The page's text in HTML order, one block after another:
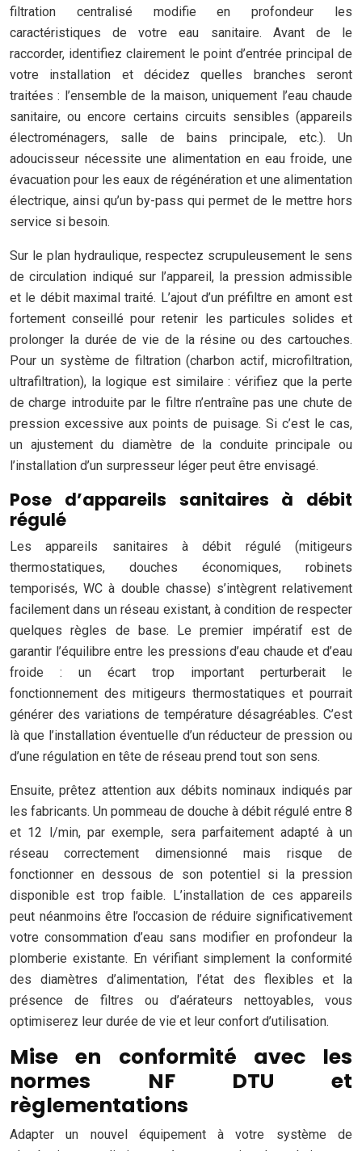
filtration centralisé modifie en profondeur les
caractéristiques de votre eau sanitaire. Avant de le
raccorder, identifiez clairement le point d’entrée principal de
votre installation et décidez quelles branches seront
traitées : l’ensemble de la maison, uniquement l’eau chaude
sanitaire, ou encore certains circuits sensibles (appareils
électroménagers, salle de bains principale, etc.). Un
adoucisseur nécessite une alimentation en eau froide, une
évacuation pour les eaux de régénération et une alimentation
électrique, ainsi qu’un by-pass qui permet de le mettre hors
service si besoin.
Sur le plan hydraulique, respectez scrupuleusement le sens
de circulation indiqué sur l’appareil, la pression admissible
et le débit maximal traité. L’ajout d’un préfiltre en amont est
fortement conseillé pour retenir les particules solides et
prolonger la durée de vie de la résine ou des cartouches.
Pour un système de filtration (charbon actif, microfiltration,
ultrafiltration), la logique est similaire : vérifiez que la perte
de charge introduite par le filtre n’entraîne pas une chute de
pression excessive aux points de puisage. Si c’est le cas,
un ajustement du diamètre de la conduite principale ou
l’installation d’un surpresseur léger peut être envisagé.
Pose d’appareils sanitaires à débit
régulé
Les appareils sanitaires à débit régulé (mitigeurs
thermostatiques, douches économiques, robinets
temporisés, WC à double chasse) s’intègrent relativement
facilement dans un réseau existant, à condition de respecter
quelques règles de base. Le premier impératif est de
garantir l’équilibre entre les pressions d’eau chaude et d’eau
froide : un écart trop important perturberait le
fonctionnement des mitigeurs thermostatiques et pourrait
générer des variations de température désagréables. C’est
là que l’installation éventuelle d’un réducteur de pression ou
d’une régulation en tête de réseau prend tout son sens.
Ensuite, prêtez attention aux débits nominaux indiqués par
les fabricants. Un pommeau de douche à débit régulé entre 8
et 12 l/min, par exemple, sera parfaitement adapté à un
réseau correctement dimensionné mais risque de
fonctionner en dessous de son potentiel si la pression
disponible est trop faible. L’installation de ces appareils
peut néanmoins être l’occasion de réduire significativement
votre consommation d’eau sans modifier en profondeur la
plomberie existante. En vérifiant simplement la conformité
des diamètres d’alimentation, l’état des flexibles et la
présence de filtres ou d’aérateurs nettoyables, vous
optimiserez leur durée de vie et leur confort d’utilisation.
Mise en conformité avec les
normes NF DTU et
règlementations
Adapter un nouvel équipement à votre système de